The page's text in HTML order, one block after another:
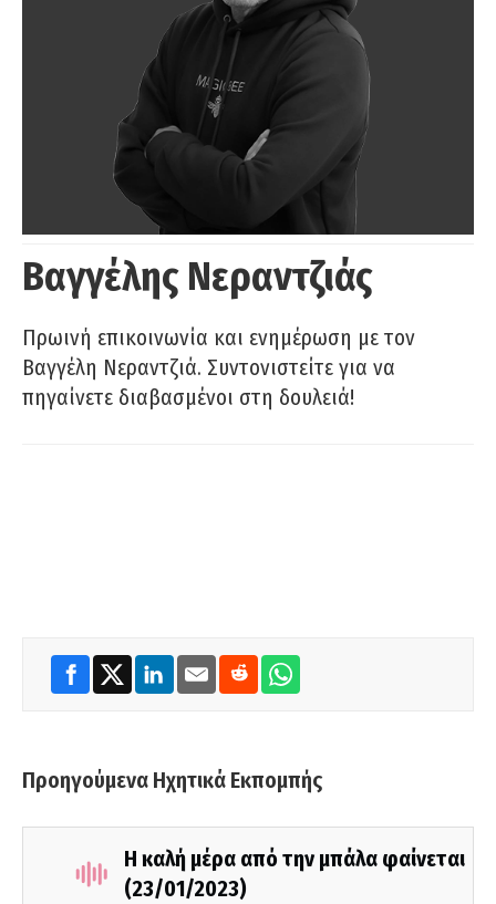
Βαγγέλης Νεραντζιάς
Πρωινή επικοινωνία και ενημέρωση με τον
Βαγγέλη Νεραντζιά. Συντονιστείτε για να
πηγαίνετε διαβασμένοι στη δουλειά!
Προηγούμενα Ηχητικά Εκπομπής
Η καλή μέρα από την μπάλα φαίνεται
(23/01/2023)